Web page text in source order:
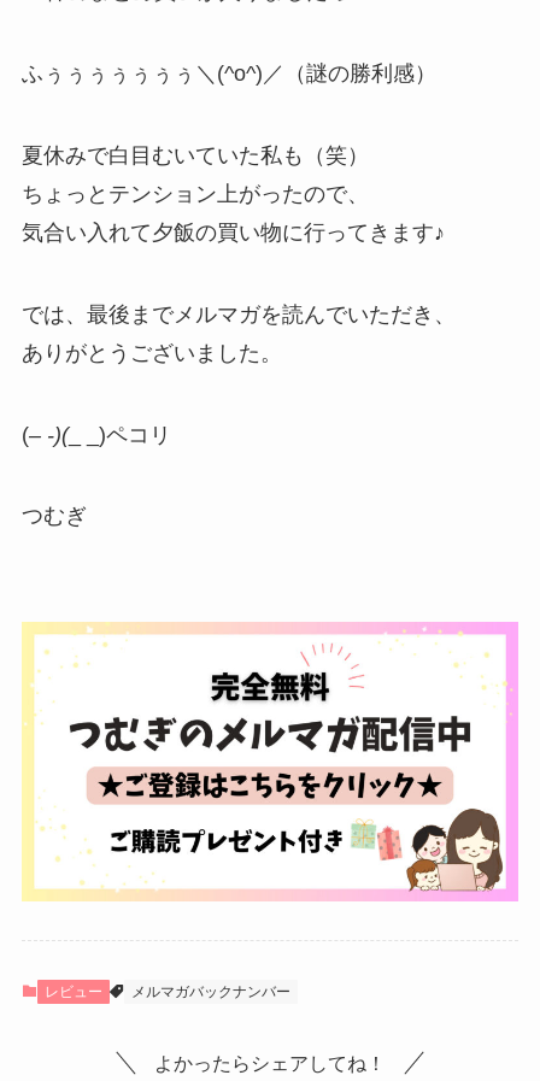
ふぅぅぅぅぅぅぅ＼(^o^)／（謎の勝利感）
夏休みで白目むいていた私も（笑）
ちょっとテンション上がったので、
気合い入れて夕飯の買い物に行ってきます♪
では、最後までメルマガを読んでいただき、
ありがとうございました。
(– -)(_ _)ペコリ
つむぎ
レビュー メルマガバックナンバー
よかったらシェアしてね！